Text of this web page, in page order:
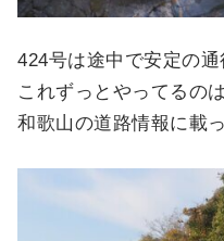
424号は途中で安定の通
これずっとやってるの
和歌山の道路情報に載